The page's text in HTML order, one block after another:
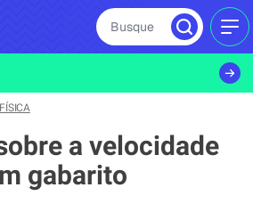
Busque
a velocidade
gabarito